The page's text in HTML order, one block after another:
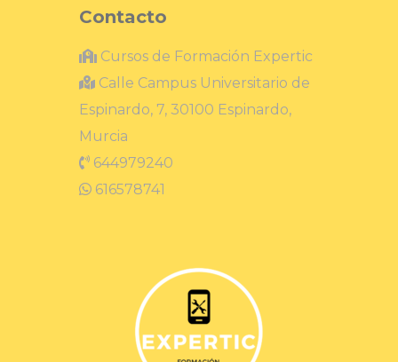
Contacto
Cursos de Formación Expertic
Calle Campus Universitario de
Espinardo, 7, 30100 Espinardo,
Murcia
644979240
616578741